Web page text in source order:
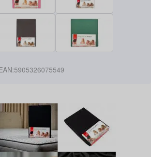
5905326075549